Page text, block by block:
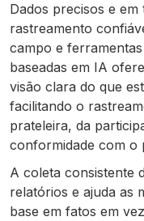
Dados precisos e
rastreamento
campo e
baseadas em IA
visão clara do que
facilitando o
prateleira, da
conformidade com o
A coleta consistente
relatórios e ajuda as
base em fatos em